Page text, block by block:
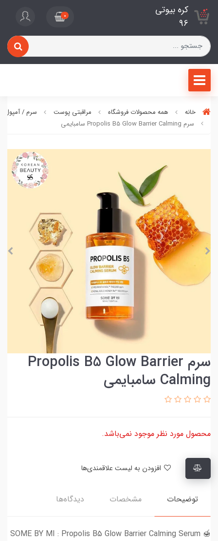
کره بیوتی
96
0
خانه همه محصولات فروشگاه مراقبتی پوست
سرم / آمپول
سرم Propolis B5 Glow Barrier Calming سامبایمی
سرم Propolis B5 Glow Barrier
Calming سامبایمی
محصول مورد نظر موجود نمی‌باشد.
توضیحات مشخصات دیدگاه‌ها
🍯 SOME BY MI : Propolis B5 Glow Barrier Calming Serum